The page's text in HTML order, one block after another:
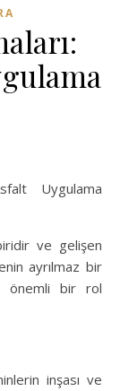
Uygulama
ve gelişen
ayrılmaz bir
önemli bir rol
inşası ve